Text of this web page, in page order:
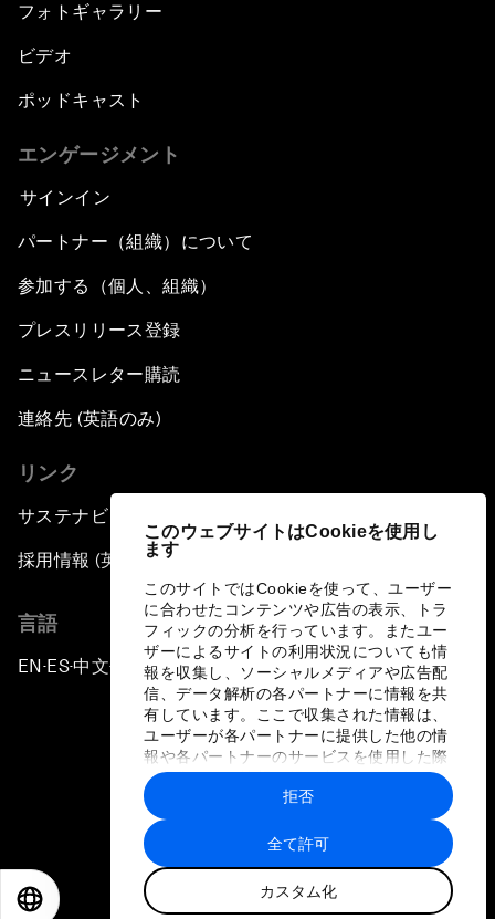
このウェブサイトはCookieを使用し
ます
このサイトではCookieを使って、ユーザー
に合わせたコンテンツや広告の表示、トラ
フィックの分析を行っています。またユー
ザーによるサイトの利用状況についても情
報を収集し、ソーシャルメディアや広告配
信、データ解析の各パートナーに情報を共
有しています。ここで収集された情報は、
ユーザーが各パートナーに提供した他の情
報や各パートナーのサービスを使用した際
に収集された情報と組み合わされ、各パー
トナーによって使用されることがありま
す。
全て許可
カスタム化
拒否
フォトギャラリー
ビデオ
ポッドキャスト
エンゲージメント
サインイン
パートナー（組織）について
参加する（個人、組織）
プレスリリース登録
ニュースレター購読
連絡先 (英語のみ)
リンク
サステナビリティへの取り組み
採用情報 (英語のみ)
言語
EN ▪ ES▪中文▪ 日本語
プライバシーポリシーと利用規約
サイトマップ
©
世界経済フォーラム